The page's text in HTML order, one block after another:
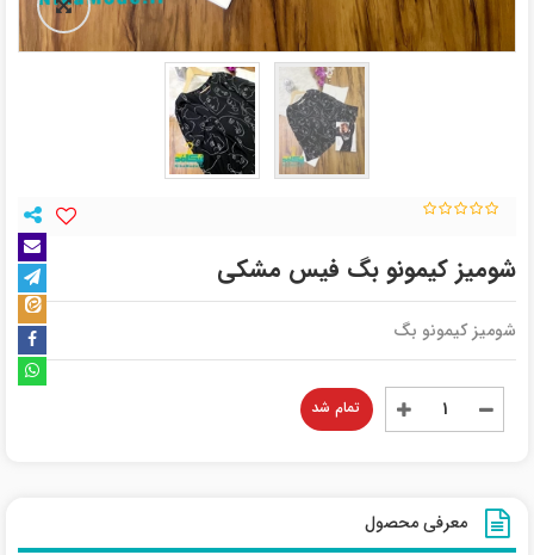
شومیز کیمونو بگ فیس مشکی
شومیز کیمونو بگ
تمام شد
معرفی محصول